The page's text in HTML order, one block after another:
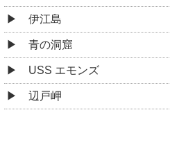
伊江島
青の洞窟
USS エモンズ
辺戸岬